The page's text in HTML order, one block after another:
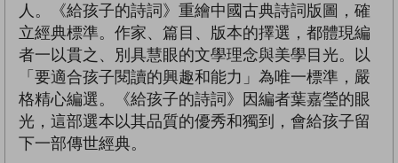
人。《給孩子的詩詞》重繪中國古典詩詞版圖，確
立經典標準。作家、篇目、版本的擇選，都體現編
者一以貫之、別具慧眼的文學理念與美學目光。以
「要適合孩子閱讀的興趣和能力」為唯一標準，嚴
格精心編選。《給孩子的詩詞》因編者葉嘉瑩的眼
光，這部選本以其品質的優秀和獨到，會給孩子留
下一部傳世經典。